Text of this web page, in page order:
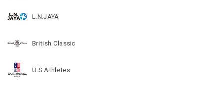
L.N.JAYA
British Classic
U.S.Athletes